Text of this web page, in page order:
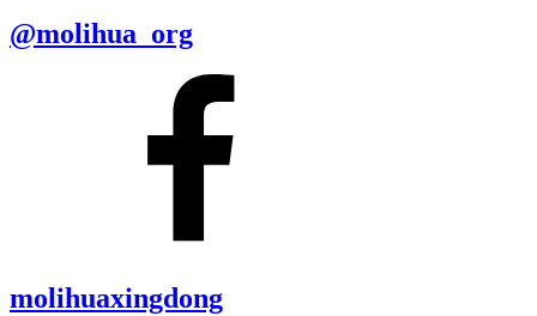
@molihua_org
molihuaxingdong